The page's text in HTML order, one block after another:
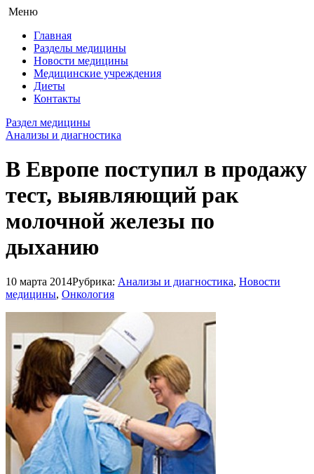
Меню
Главная
Разделы медицины
Новости медицины
Медицинские учреждения
Диеты
Контакты
Раздел медицины
Анализы и диагностика
В Европе поступил в продажу
тест, выявляющий рак
молочной железы по
дыханию
10 марта 2014Рубрика: Анализы и диагностика, Новости
медицины, Онкология